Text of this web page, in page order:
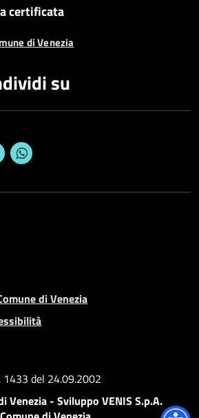
certificata
di Venezia
su
di Venezia
1433 del 24.09.2002
Venezia - Sviluppo VENIS S.p.A.